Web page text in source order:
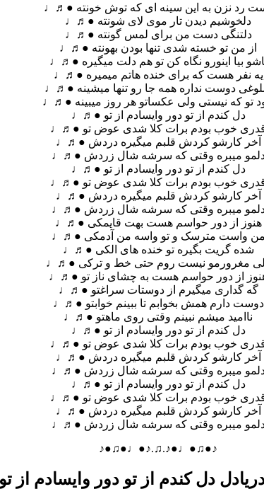
رد نزن به این سینه ای که توش خونته ●♬♩
دلخوشیم دیدن تار موی لای شونته ●♬♩
دلتنگی دست من برای لمس گونته ●♬♩
از من تو خسته شدی تنها بودن بهونته ●♬♩
بیا اینورو نگاه کن تو هم دلت میگیره ●♬♩
یه نفر هست که برای خنده هاتم میمیره ●♬♩
دوست نداره همه جا رو تنها میشینه ●♬♩
تو که نیستی ولی عکساتو هر روز میبینه ●♬♩
دل کندم از تو دور وایسادم از تو ●♬♩
خوب بودم برات کلا شدی عوض تو ●♬♩
آخر کارشو کردش قلبم میگیره دردش ●♬♩
میبره وقتی که سرشه شال زردش ●♬♩
دل کندم از تو دور وایسادم از تو ●♬♩
خوب بودم برات کلا شدی عوض تو ●♬♩
آخر کارشو کردش قلبم میگیره دردش ●♬♩
میبره وقتی که سرشه شال زردش ●♬♩
هنوز از دور حواسم هست بهت قایمکی ●♬♩
من واست مترسک و تو واسه من آدمکی ●♬♩
شده گریت بگیره تو خنده های الکی ●♬♩
مغرورمو نیست روم حتی خط و ترکی ●♬♩
از دور حواسم هست به چشای ناز تو ●♬♩
گه گداری میگیرم از دوستات سراغتو ●♬♩
دوست دارم همش بخوابم تا ببینم خوابتو ●♬♩
ناامید میشم نبینم وقتی روی ماهتو ●♬♩
دل کندم از تو دور وایسادم از تو ●♬♩
خوب بودم برات کلا شدی عوض تو ●♬♩
آخر کارشو کردش قلبم میگیره دردش ●♬♩
میبره وقتی که سرشه شال زردش ●♬♩
دل کندم از تو دور وایسادم از تو ●♬♩
خوب بودم برات کلا شدی عوض تو ●♬♩
آخر کارشو کردش قلبم میگیره دردش ●♬♩
میبره وقتی که سرشه شال زردش ●♬♩
♪●♫●♩●♪.♫.♪●♩●♫●♪
دل کندم از تو دور وایسادم از تو